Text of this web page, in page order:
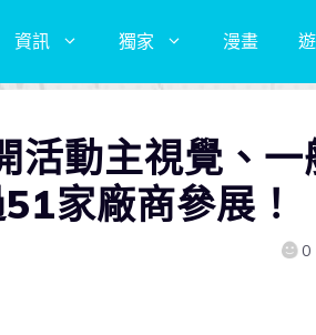
資訊 獨家 漫畫
活動主視覺、一
家廠商參展！
0